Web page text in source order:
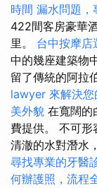
時間 漏水問題，
422間客房豪華
里。 台中按摩店
中的幾座建築物
留了傳統的阿拉
lawyer 來解決您
美外貌 在寬闊的
費提供。 不可形
清澈的水對潛水
尋找專業的牙醫
何辦護照，流程